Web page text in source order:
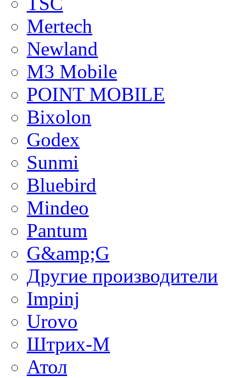
Mertech
Newland
M3 Mobile
POINT MOBILE
Bixolon
Godex
Sunmi
Bluebird
Mindeo
Pantum
G&amp;G
Другие производители
Impinj
Urovo
Штрих-М
Атол